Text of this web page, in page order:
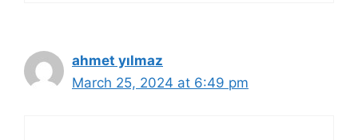
ahmet yılmaz
March 25, 2024 at 6:49 pm